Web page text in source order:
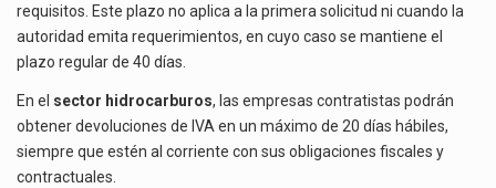
requisitos. Este plazo no aplica a la primera solicitud ni cuando la
autoridad emita requerimientos, en cuyo caso se mantiene el
plazo regular de 40 días.
En el sector hidrocarburos, las empresas contratistas podrán
obtener devoluciones de IVA en un máximo de 20 días hábiles,
siempre que estén al corriente con sus obligaciones fiscales y
contractuales.